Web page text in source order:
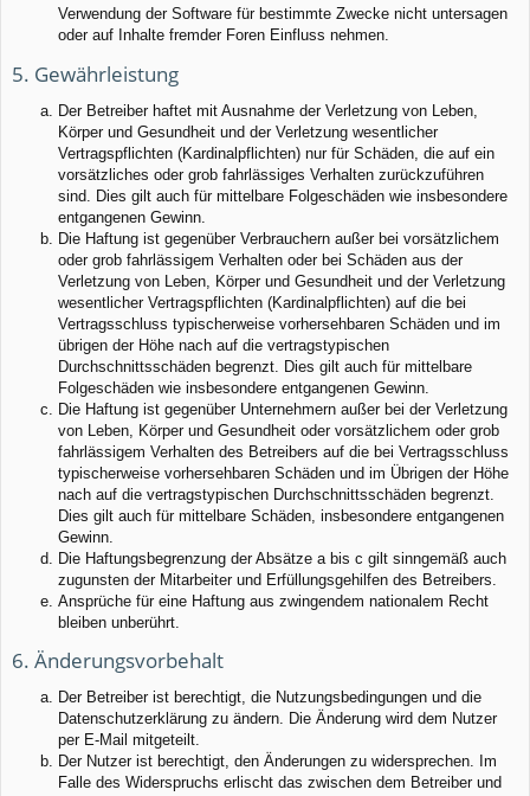
Verwendung der Software für bestimmte Zwecke nicht untersagen
oder auf Inhalte fremder Foren Einfluss nehmen.
5. Gewährleistung
Der Betreiber haftet mit Ausnahme der Verletzung von Leben,
Körper und Gesundheit und der Verletzung wesentlicher
Vertragspflichten (Kardinalpflichten) nur für Schäden, die auf ein
vorsätzliches oder grob fahrlässiges Verhalten zurückzuführen
sind. Dies gilt auch für mittelbare Folgeschäden wie insbesondere
entgangenen Gewinn.
Die Haftung ist gegenüber Verbrauchern außer bei vorsätzlichem
oder grob fahrlässigem Verhalten oder bei Schäden aus der
Verletzung von Leben, Körper und Gesundheit und der Verletzung
wesentlicher Vertragspflichten (Kardinalpflichten) auf die bei
Vertragsschluss typischerweise vorhersehbaren Schäden und im
übrigen der Höhe nach auf die vertragstypischen
Durchschnittsschäden begrenzt. Dies gilt auch für mittelbare
Folgeschäden wie insbesondere entgangenen Gewinn.
Die Haftung ist gegenüber Unternehmern außer bei der Verletzung
von Leben, Körper und Gesundheit oder vorsätzlichem oder grob
fahrlässigem Verhalten des Betreibers auf die bei Vertragsschluss
typischerweise vorhersehbaren Schäden und im Übrigen der Höhe
nach auf die vertragstypischen Durchschnittsschäden begrenzt.
Dies gilt auch für mittelbare Schäden, insbesondere entgangenen
Gewinn.
Die Haftungsbegrenzung der Absätze a bis c gilt sinngemäß auch
zugunsten der Mitarbeiter und Erfüllungsgehilfen des Betreibers.
Ansprüche für eine Haftung aus zwingendem nationalem Recht
bleiben unberührt.
6. Änderungsvorbehalt
Der Betreiber ist berechtigt, die Nutzungsbedingungen und die
Datenschutzerklärung zu ändern. Die Änderung wird dem Nutzer
per E-Mail mitgeteilt.
Der Nutzer ist berechtigt, den Änderungen zu widersprechen. Im
Falle des Widerspruchs erlischt das zwischen dem Betreiber und